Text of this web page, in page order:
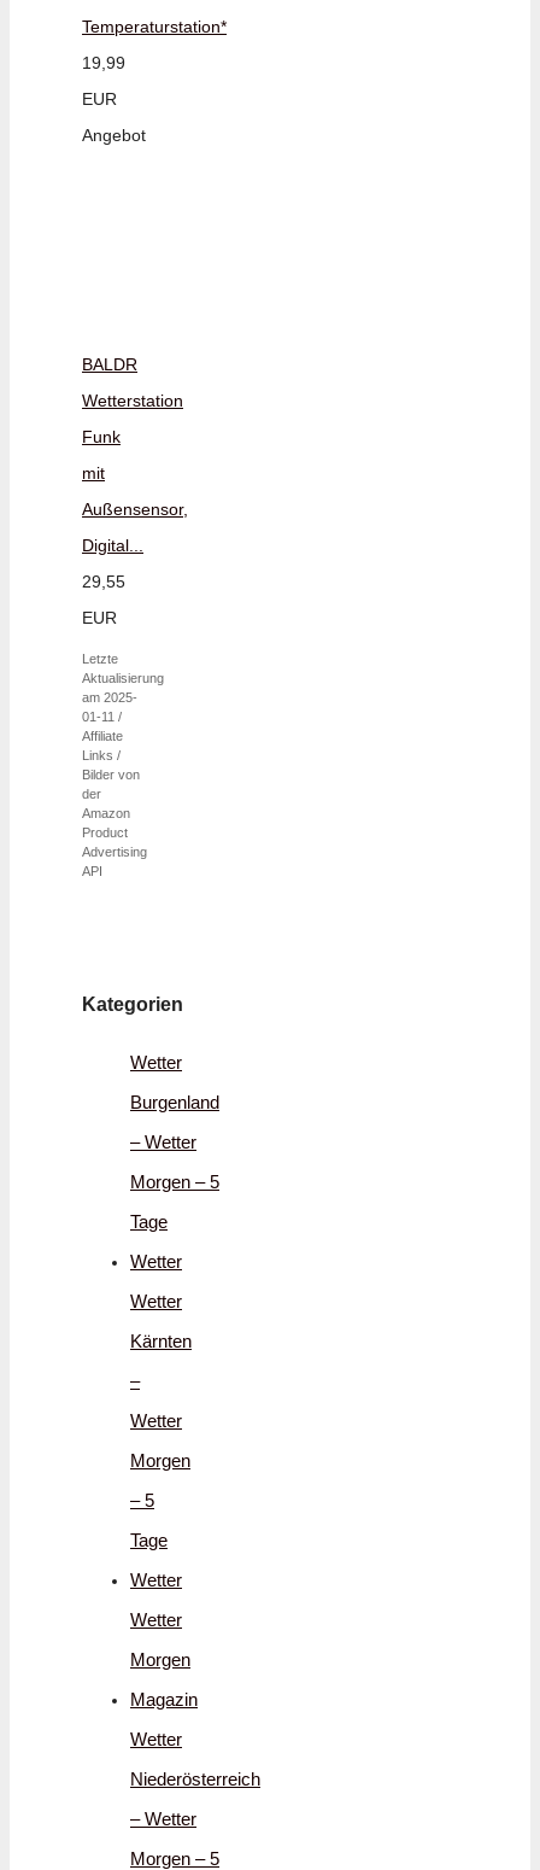
Temperaturstation*
19,99
EUR
Angebot
BALDR
Wetterstation
Funk
mit
Außensensor,
Digital...
29,55
EUR
Letzte
Aktualisierung
am 2025-
01-11 /
Affiliate
Links /
Bilder von
der
Amazon
Product
Advertising
API
Kategorien
Wetter
Burgenland
– Wetter
Morgen – 5
Tage
Wetter
Wetter
Kärnten
–
Wetter
Morgen
– 5
Tage
Wetter
Wetter
Morgen
Magazin
Wetter
Niederösterreich
– Wetter
Morgen – 5